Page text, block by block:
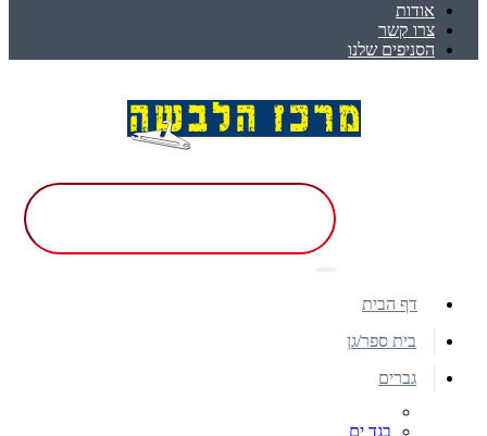
אודות
צרו קשר
הסניפים שלנו
דף הבית
בית ספר/גן
גברים
בגד ים